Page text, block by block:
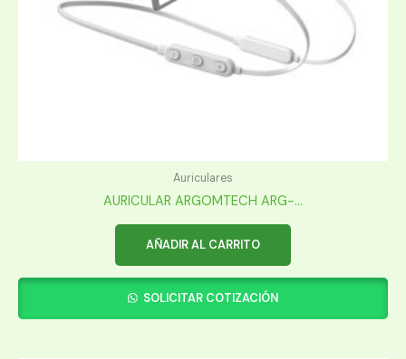
Auriculares
AURICULAR ARGOMTECH ARG-...
AÑADIR AL CARRITO
SOLICITAR COTIZACIÓN